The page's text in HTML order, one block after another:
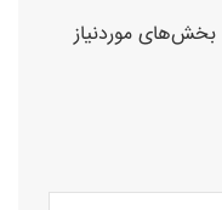
بخش‌های موردنیاز